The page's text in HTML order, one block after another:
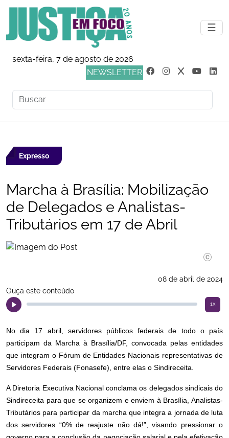
☰
sexta-feira, 7 de agosto de 2026
NEWSLETTER
Expresso
Marcha à Brasília: Mobilização
de Delegados e Analistas-
Tributários em 17 de Abril
08 de abril de 2024
Ouça este conteúdo
1x
No dia 17 abril, servidores públicos federais de todo o país
participam da Marcha à Brasília/DF, convocada pelas entidades
que integram o Fórum de Entidades Nacionais representativas de
Servidores Federais (Fonasefe), entre elas o Sindireceita.
A Diretoria Executiva Nacional conclama os delegados sindicais do
Sindireceita para que se organizem e enviem à Brasília, Analistas-
Tributários para participar da marcha que integra a jornada de luta
dos servidores “0% de reajuste não dá!”, visando pressionar o